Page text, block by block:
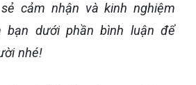
cảm nhận và kinh nghiệm
bạn dưới phần bình luận để
nhé!